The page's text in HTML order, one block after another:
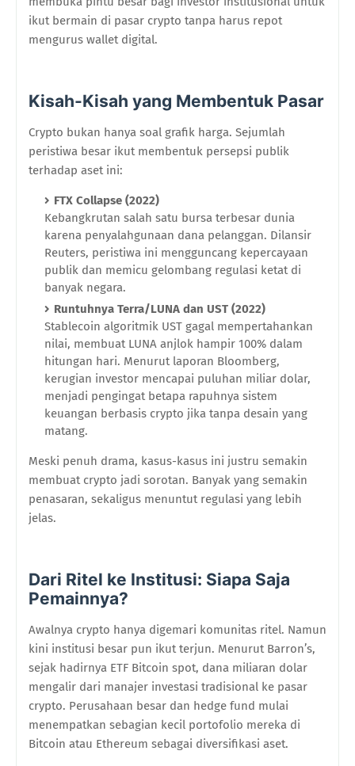
ikut bermain di pasar crypto tanpa harus repot
mengurus wallet digital.
Kisah-Kisah yang Membentuk Pasar
Crypto bukan hanya soal grafik harga. Sejumlah
peristiwa besar ikut membentuk persepsi publik
terhadap aset ini:
FTX Collapse (2022)
Kebangkrutan salah satu bursa terbesar dunia
karena penyalahgunaan dana pelanggan. Dilansir
Reuters, peristiwa ini mengguncang kepercayaan
publik dan memicu gelombang regulasi ketat di
banyak negara.
Runtuhnya Terra/LUNA dan UST (2022)
Stablecoin algoritmik UST gagal mempertahankan
nilai, membuat LUNA anjlok hampir 100% dalam
hitungan hari. Menurut laporan Bloomberg,
kerugian investor mencapai puluhan miliar dolar,
menjadi pengingat betapa rapuhnya sistem
keuangan berbasis crypto jika tanpa desain yang
matang.
Meski penuh drama, kasus-kasus ini justru semakin
membuat crypto jadi sorotan. Banyak yang semakin
penasaran, sekaligus menuntut regulasi yang lebih
jelas.
Dari Ritel ke Institusi: Siapa Saja
Pemainnya?
Awalnya crypto hanya digemari komunitas ritel. Namun
kini institusi besar pun ikut terjun. Menurut Barron’s,
sejak hadirnya ETF Bitcoin spot, dana miliaran dolar
mengalir dari manajer investasi tradisional ke pasar
crypto. Perusahaan besar dan hedge fund mulai
menempatkan sebagian kecil portofolio mereka di
Bitcoin atau Ethereum sebagai diversifikasi aset.